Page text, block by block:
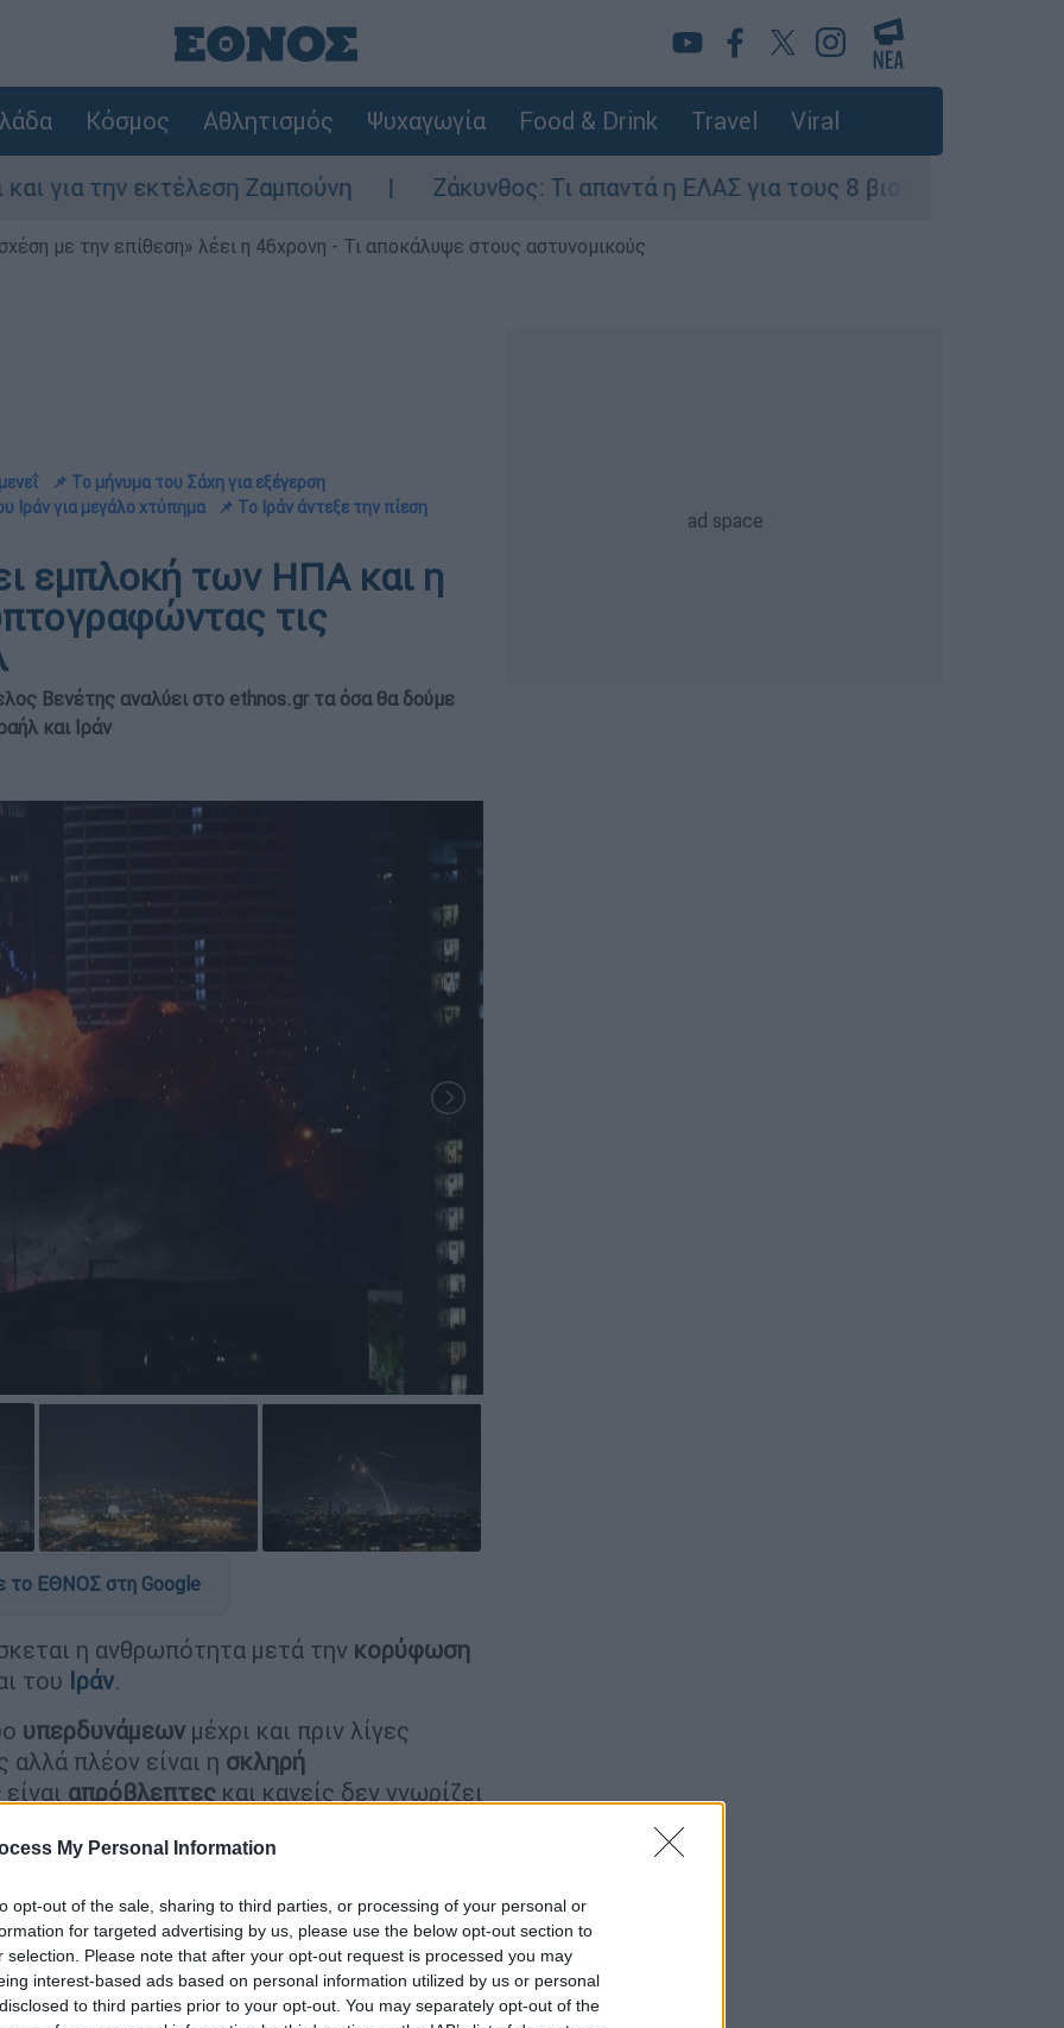
My Personal Information
opt-out of the sale, sharing to third parties, or processing of your personal or
for targeted advertising by us, please use the below opt-out section to
selection. Please note that after your opt-out request is processed you may
interest-based ads based on personal information utilized by us or personal
to third parties prior to your opt-out. You may separately opt-out of the
Κόσμος Αθλητισμός Ψυχαγωγία Food & Drink Travel Viral
Ζαμπούνη Ζάκυνθος: Τι απαντά η ΕΛΑΣ για τους 8 βιασμούς τουριστριών -
με την επίθεση» λέει η 46χρονη - Τι αποκάλυψε στους αστυνομικούς
📌 Το μήνυμα του Σάχη για εξέγερση
Ιράν για μεγάλο χτύπημα
📌 Το Ιράν άντεξε την πίεση
εμπλοκή των ΗΠΑ και η
τις
Βενέτης αναλύει στο ethnos.gr τα όσα θα δούμε
και Ιράν
το ΕΘΝΟΣ στη Google
η ανθρωπότητα μετά την κορύφωση
του Ιράν.
υπερδυνάμεων μέχρι και πριν λίγες
αλλά πλέον είναι η σκληρή
είναι απρόβλεπτες και κανείς δεν γνωρίζει
ο διεθνολόγος ειδικός σε
Βενέτηςεπιχειρεί να
πλευρών αλλά και τα πιθανά σενάρια
διάστημα.